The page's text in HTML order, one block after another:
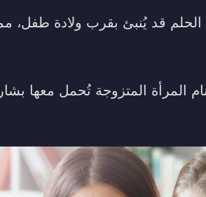
الحلم قد يُنبئ بقرب ولادة طفل،
المرأة المتزوجة تُحمل معها